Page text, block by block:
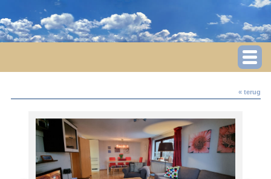
« terug